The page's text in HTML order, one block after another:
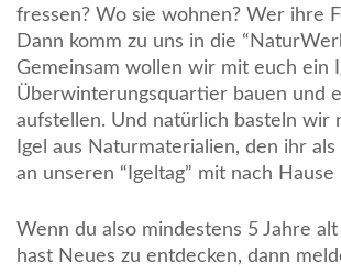
fressen? Wo sie wohnen? Wer ihre
Dann komm zu uns in die
Gemeinsam wollen wir mit euch ein
Überwinterungsquartier bauen und
aufstellen. Und natürlich basteln wir
Igel aus Naturmaterialien, den ihr
an unseren “Igeltag” mit nach Hause
Wenn du also mindestens 5 Jahre
hast Neues zu entdecken, dann